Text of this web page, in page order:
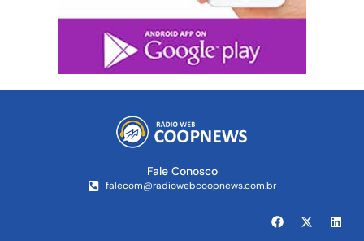
Fale Conosco
falecom@radiowebcoopnews.com.br